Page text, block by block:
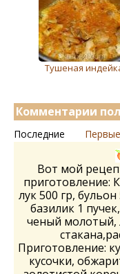
Тушеная
Комментарии
Последние Первые
Вот мой
приготовление:
лук 500 гр,
базилик 1
ченый молотый,
Приготовление:
кусочки,